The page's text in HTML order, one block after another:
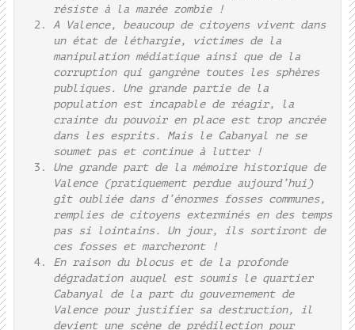
résiste à la marée zombie !
A Valence, beaucoup de citoyens vivent dans
un état de léthargie, victimes de la
manipulation médiatique ainsi que de la
corruption qui gangrène toutes les sphères
publiques. Une grande partie de la
population est incapable de réagir, la
crainte du pouvoir en place est trop ancrée
dans les esprits. Mais le Cabanyal ne se
soumet pas et continue à lutter !
Une grande part de la mémoire historique de
Valence (pratiquement perdue aujourd’hui)
gît oubliée dans d’énormes fosses communes,
remplies de citoyens exterminés en des temps
pas si lointains. Un jour, ils sortiront de
ces fosses et marcheront !
En raison du blocus et de la profonde
dégradation auquel est soumis le quartier
Cabanyal de la part du gouvernement de
Valence pour justifier sa destruction, il
devient une scène de prédilection pour